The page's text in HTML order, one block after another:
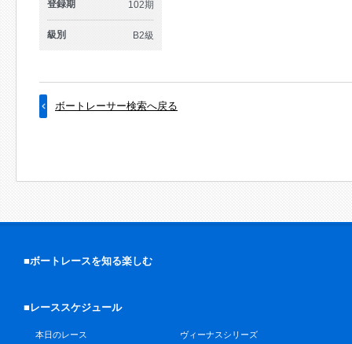
登録期 102期
級別 B2級
ボートレーサー検索へ戻る
■ボートレースを知る楽しむ
■レーススケジュール
本日のレース
ヴィーナスシリーズ